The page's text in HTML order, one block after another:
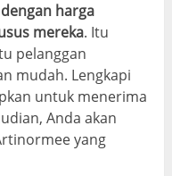
harga
mereka. Itu
pelanggan
mudah. Lengkapi
untuk menerima
Anda akan
yang